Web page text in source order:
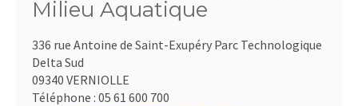
Milieu Aquatique
336 rue Antoine de Saint-Exupéry Parc Technologique
Delta Sud
09340 VERNIOLLE
Téléphone : 05 61 600 700